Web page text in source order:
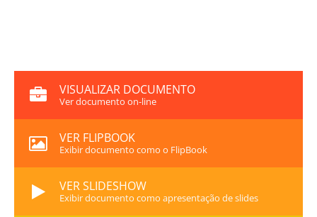
VISUALIZAR DOCUMENTO
Ver documento on-line
VER FLIPBOOK
Exibir documento como o FlipBook
VER SLIDESHOW
Exibir documento como apresentação de slides